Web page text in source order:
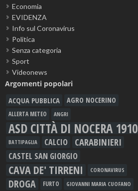
Economia
EVIDENZA
Info sul Coronavirus
Politica
Senza categoria
Sport
Videonews
Argomenti popolari
ACQUA PUBBLICA AGRO NOCERINO
ALLERTA METEO ANGRI
ASD CITTÀ DI NOCERA 1910
BATTIPAGLIA CALCIO CARABINIERI
CASTEL SAN GIORGIO
CAVA DE' TIRRENI CORONAVIRUS
DROGA FURTO GIOVANNI MARIA CUOFANO